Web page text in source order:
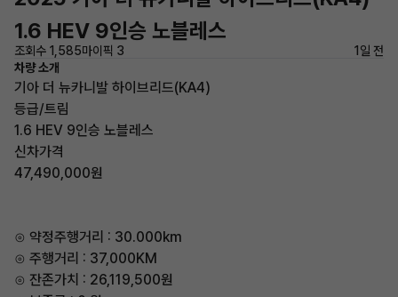
1.6 HEV 9인승 노블레스
조회수 1,585마이픽 3
1일 전
차량 소개
기아 더 뉴카니발 하이브리드(KA4)
등급/트림
1.6 HEV 9인승 노블레스
신차가격
47,490,000원
⊙ 약정주행거리 : 30.000km
⊙ 주행거리 : 37,000KM
⊙ 잔존가치 : 26,119,500원